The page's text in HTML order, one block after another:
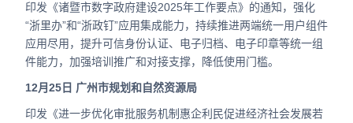
印发《诸暨市数字政府建设2025年工作要点》的通知，强化
“浙里办”和“浙政钉”应用集成能力，持续推进两端统一用户组件
应用尽用，提升可信身份认证、电子归档、电子印章等统一组
件能力，加强培训推广和对接支撑，降低使用门槛。
12月25日 广州市规划和自然资源局
印发《进一步优化审批服务机制惠企利民促进经济社会发展若